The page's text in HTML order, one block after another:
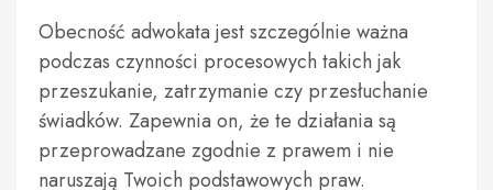
Obecność adwokata jest szczególnie ważna
podczas czynności procesowych takich jak
przeszukanie, zatrzymanie czy przesłuchanie
świadków. Zapewnia on, że te działania są
przeprowadzane zgodnie z prawem i nie
naruszają Twoich podstawowych praw.